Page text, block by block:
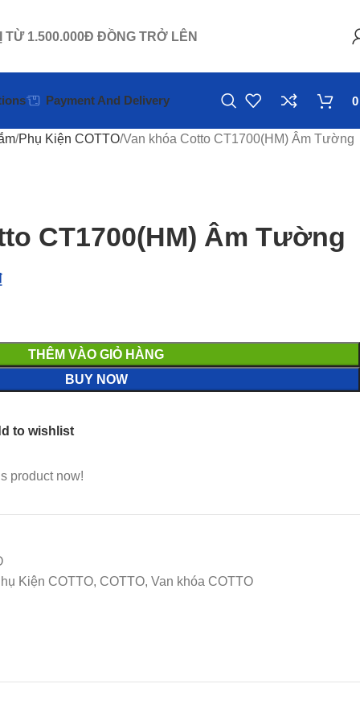
TỪ 1.500.000Đ ĐỒNG TRỞ LÊN
Payment And Delivery
Phụ Kiện COTTO Van khóa Cotto CT1700(HM) Âm Tường
CT1700(HM) Âm Tường
THÊM VÀO GIỎ HÀNG
BUY NOW
to wishlist
product now!
Kiện COTTO, COTTO, Van khóa COTTO